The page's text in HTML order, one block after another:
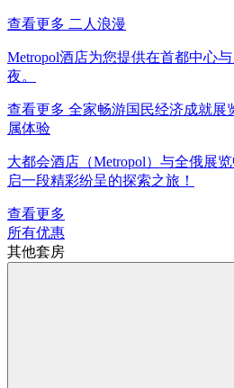
查看更多 二人浪漫
Metropol酒店为您提供在首都中心
夜。
查看更多 全家畅游国民经济成就展
属体验
大都会酒店（Metropol）与全俄展
启一段精彩纷呈的探索之旅！
查看更多
所有优惠
其他套房